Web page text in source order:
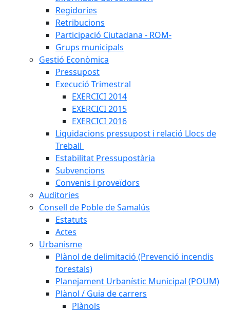
Regidories
Retribucions
Participació Ciutadana - ROM-
Grups municipals
Gestió Econòmica
Pressupost
Execució Trimestral
EXERCICI 2014
EXERCICI 2015
EXERCICI 2016
Liquidacions pressupost i relació Llocs de
Treball
Estabilitat Pressupostària
Subvencions
Convenis i proveïdors
Auditories
Consell de Poble de Samalús
Estatuts
Actes
Urbanisme
Plànol de delimitació (Prevenció incendis
forestals)
Planejament Urbanístic Municipal (POUM)
Plànol / Guia de carrers
Plànols